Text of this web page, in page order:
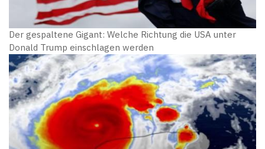
Der gespaltene Gigant: Welche Richtung die USA unter
Donald Trump einschlagen werden